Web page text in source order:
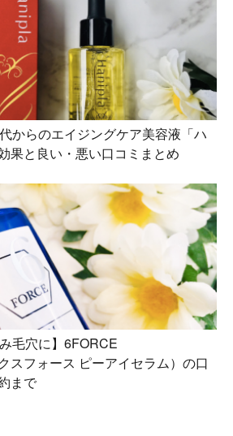
からのエイジングケア美容液「ハ
果と良い・悪い口コミまとめ
毛穴に】6FORCE
スフォース ピーアイセラム）の口
まで